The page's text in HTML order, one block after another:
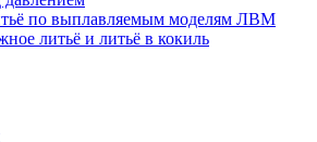
по выплавляемым моделям ЛВМ
литьё и литьё в кокиль